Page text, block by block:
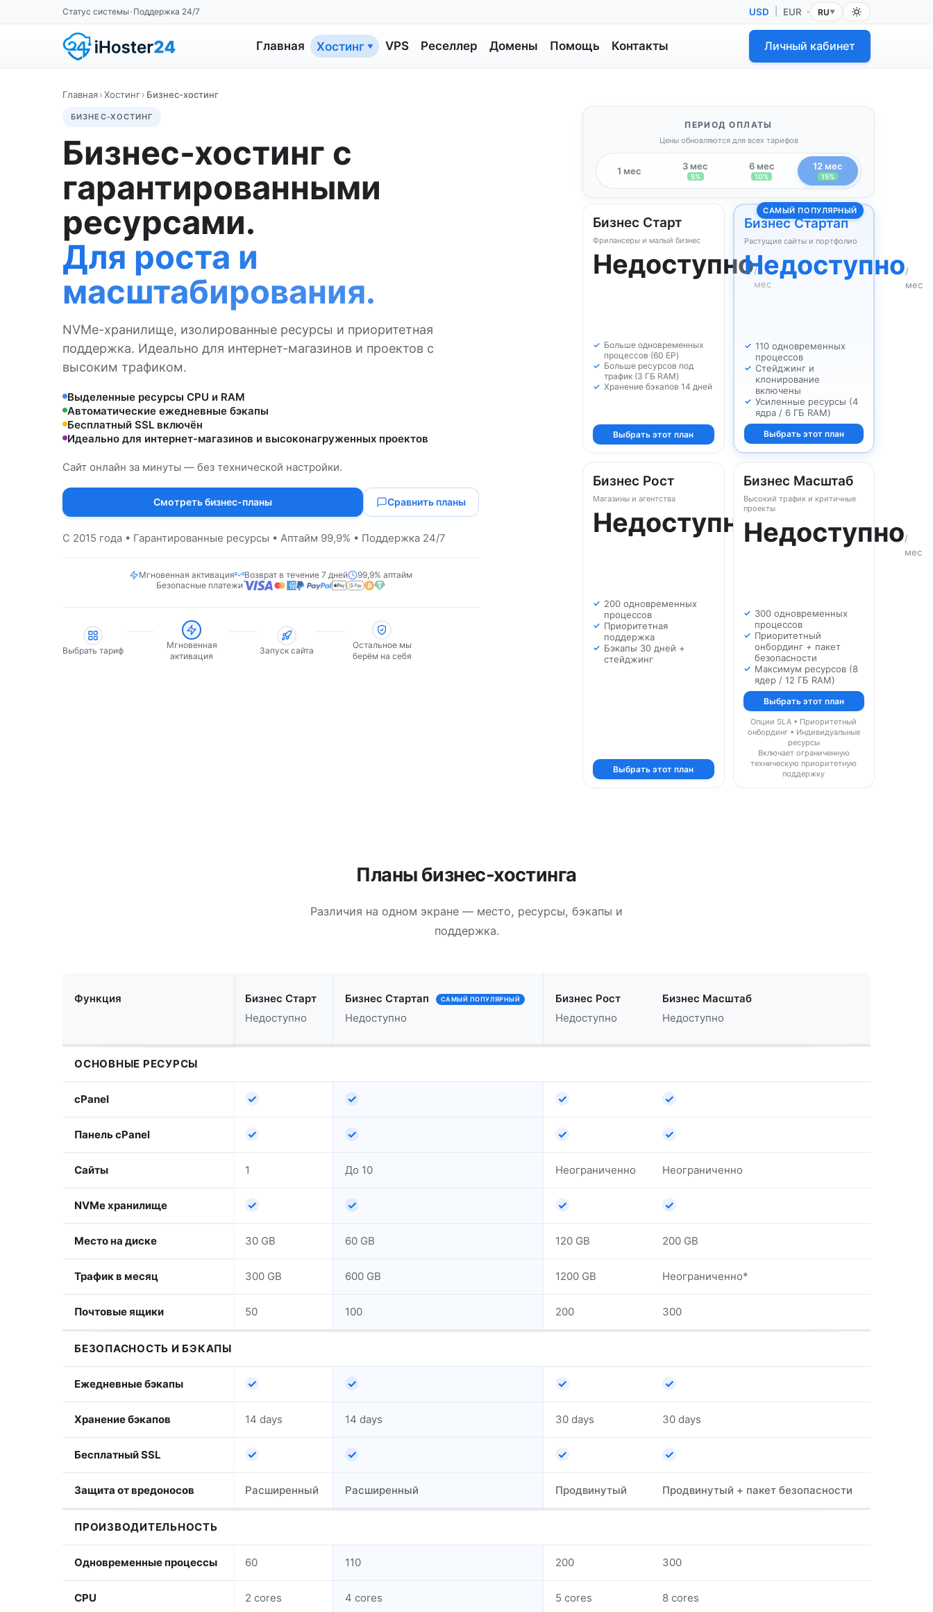
Статус системы • Поддержка 24/7 USD EUR • RU▼
Главная Хостинг ▼ VPS Реселлер Домены Помощь Контакты Личный кабинет
Главная›Хостинг› Бизнес-хостинг
БИЗНЕС-ХОСТИНГ
Бизнес-хостинг с
гарантированными
ресурсами.
Для роста и
масштабирования.
NVMe-хранилище, изолированные ресурсы и приоритетная
поддержка. Идеально для интернет-магазинов и проектов с
высоким трафиком.
Выделенные ресурсы CPU и RAM
Автоматические ежедневные бэкапы
Бесплатный SSL включён
Идеально для интернет-магазинов и высоконагруженных проектов
Сайт онлайн за минуты — без технической настройки.
Смотреть бизнес-планы Сравнить планы
С 2015 года • Гарантированные ресурсы • Аптайм 99,9% • Поддержка 24/7
Мгновенная активация Возврат в течение 7 дней
99,9% аптайм
Безопасные платежи
Выбрать тариф
Мгновенная
активация
Запуск сайта
Остальное мы
берём на себя
ПЕРИОД ОПЛАТЫ
Цены обновляются для всех тарифов
1 мес 3 мес
5%
6 мес
10%
12 мес
15%
Бизнес Старт
Фрилансеры и малый бизнес
Недоступно/
мес
Больше одновременных
процессов (60 EP)
Больше ресурсов под
трафик (3 ГБ RAM)
Хранение бэкапов 14 дней
Выбрать этот план
САМЫЙ ПОПУЛЯРНЫЙ
Бизнес Стартап
Растущие сайты и портфолио
Недоступно/
мес
110 одновременных
процессов
Стейджинг и
клонирование
включены
Усиленные ресурсы (4
ядра / 6 ГБ RAM)
Выбрать этот план
Бизнес Рост
Магазины и агентства
Недоступно/
мес
200 одновременных
процессов
Приоритетная
поддержка
Бэкапы 30 дней +
стейджинг
Выбрать этот план
Бизнес Масштаб
Высокий трафик и критичные
проекты
Недоступно/
мес
300 одновременных
процессов
Приоритетный
онбординг + пакет
безопасности
Максимум ресурсов (8
ядер / 12 ГБ RAM)
Выбрать этот план
Опции SLA • Приоритетный
онбординг • Индивидуальные
ресурсы
Включает ограниченную
техническую приоритетную
поддержку
Планы бизнес-хостинга
Различия на одном экране — место, ресурсы, бэкапы и
поддержка.
Функция
Бизнес Старт
Недоступно
Бизнес Стартап САМЫЙ ПОПУЛЯРНЫЙ
Недоступно
Бизнес Рост
Недоступно
Бизнес Масштаб
Недоступно
ОСНОВНЫЕ РЕСУРСЫ
cPanel ✓ ✓ ✓ ✓
Панель cPanel ✓ ✓ ✓ ✓
Сайты 1 До 10 Неограниченно Неограниченно
NVMe хранилище ✓ ✓ ✓ ✓
Место на диске 30 GB 60 GB 120 GB 200 GB
Трафик в месяц 300 GB 600 GB 1200 GB Неограниченно*
Почтовые ящики 50 100 200 300
БЕЗОПАСНОСТЬ И БЭКАПЫ
Ежедневные бэкапы ✓ ✓ ✓ ✓
Хранение бэкапов 14 days 14 days 30 days 30 days
Бесплатный SSL ✓ ✓ ✓ ✓
Защита от вредоносов Расширенный Расширенный Продвинутый Продвинутый + пакет безопасности
ПРОИЗВОДИТЕЛЬНОСТЬ
Одновременные процессы 60 110 200 300
CPU 2 cores 4 cores 5 cores 8 cores